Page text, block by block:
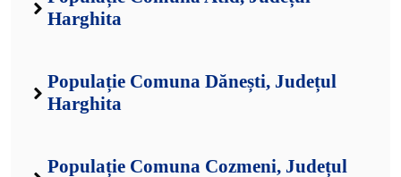
Harghita
Populație Comuna Dănești, Județul
Harghita
Populație Comuna Cozmeni, Județul